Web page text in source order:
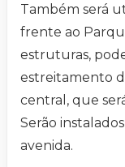
Também será
frente ao
estruturas,
estreitamento
central, que
Serão
avenida.